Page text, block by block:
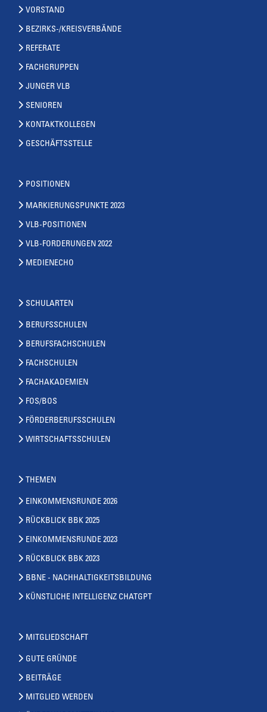
VORSTAND
BEZIRKS-/KREISVERBÄNDE
REFERATE
FACHGRUPPEN
JUNGER VLB
SENIOREN
KONTAKTKOLLEGEN
GESCHÄFTSSTELLE
POSITIONEN
MARKIERUNGSPUNKTE 2023
VLB-POSITIONEN
VLB-FORDERUNGEN 2022
MEDIENECHO
SCHULARTEN
BERUFSSCHULEN
BERUFSFACHSCHULEN
FACHSCHULEN
FACHAKADEMIEN
FOS/BOS
FÖRDERBERUFSSCHULEN
WIRTSCHAFTSSCHULEN
THEMEN
EINKOMMENSRUNDE 2026
RÜCKBLICK BBK 2025
EINKOMMENSRUNDE 2023
RÜCKBLICK BBK 2023
BBNE - NACHHALTIGKEITSBILDUNG
KÜNSTLICHE INTELLIGENZ CHATGPT
MITGLIEDSCHAFT
GUTE GRÜNDE
BEITRÄGE
MITGLIED WERDEN